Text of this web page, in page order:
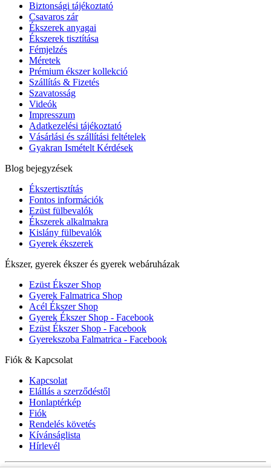
Biztonsági tájékoztató
Csavaros zár
Ékszerek anyagai
Ékszerek tisztítása
Fémjelzés
Méretek
Prémium ékszer kollekció
Szállítás & Fizetés
Szavatosság
Videók
Impresszum
Adatkezelési tájékoztató
Vásárlási és szállítási feltételek
Gyakran Ismételt Kérdések
Blog bejegyzések
Ékszertisztítás
Fontos információk
Ezüst fülbevalók
Ékszerek alkalmakra
Kislány fülbevalók
Gyerek ékszerek
Ékszer, gyerek ékszer és gyerek webáruházak
Ezüst Ékszer Shop
Gyerek Falmatrica Shop
Acél Ékszer Shop
Gyerek Ékszer Shop - Facebook
Ezüst Ékszer Shop - Facebook
Gyerekszoba Falmatrica - Facebook
Fiók & Kapcsolat
Kapcsolat
Elállás a szerződéstől
Honlaptérkép
Fiók
Rendelés követés
Kívánságlista
Hírlevél